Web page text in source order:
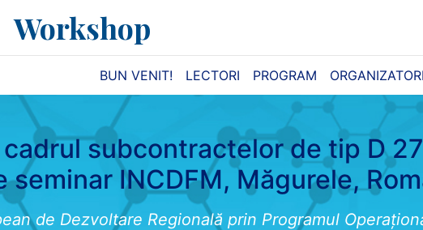
Workshop
BUN VENIT! LECTORI PROGRAM ORGANIZATORI
subcontractelor de tip D 27
INCDFM, Măgurele,
de Dezvoltare Regională prin Programul